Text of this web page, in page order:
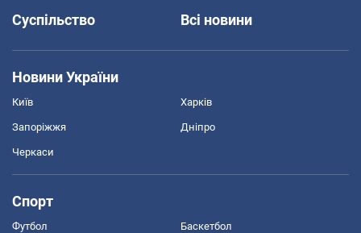
Суспільство
Всі новини
Новини України
Київ Харків
Запоріжжя Дніпро
Черкаси
Спорт
Футбол Баскетбол